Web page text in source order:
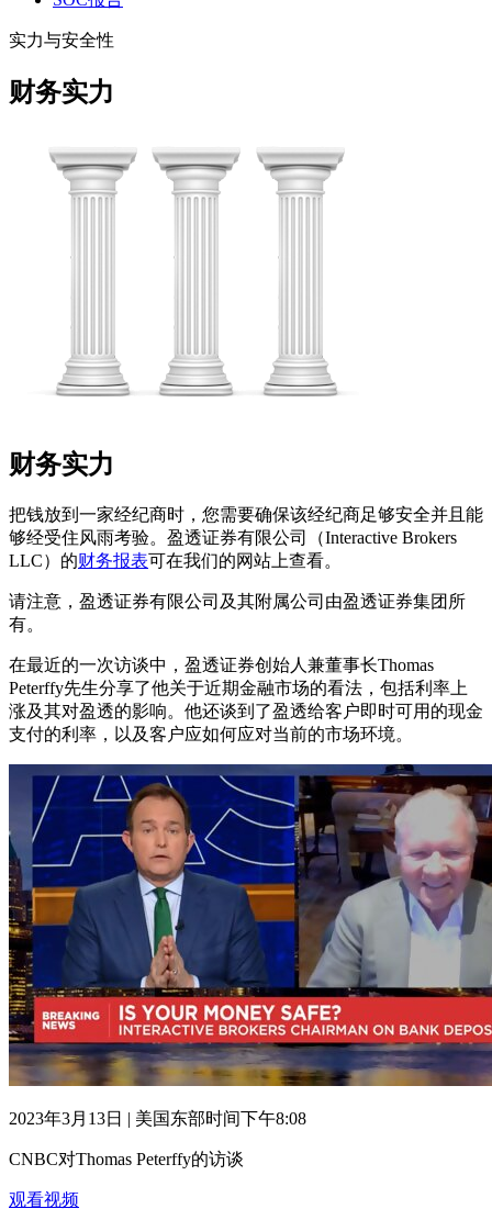
实力与安全性
财务实力
财务实力
把钱放到一家经纪商时，您需要确保该经纪商足够安全并且能
够经受住风雨考验。盈透证券有限公司（Interactive Brokers
LLC）的财务报表可在我们的网站上查看。
请注意，盈透证券有限公司及其附属公司由盈透证券集团所
有。
在最近的一次访谈中，盈透证券创始人兼董事长Thomas
Peterffy先生分享了他关于近期金融市场的看法，包括利率上
涨及其对盈透的影响。他还谈到了盈透给客户即时可用的现金
支付的利率，以及客户应如何应对当前的市场环境。
2023年3月13日 | 美国东部时间下午8:08
CNBC对Thomas Peterffy的访谈
观看视频